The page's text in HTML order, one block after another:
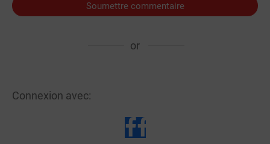
Soumettre commentaire
or
Connexion avec: